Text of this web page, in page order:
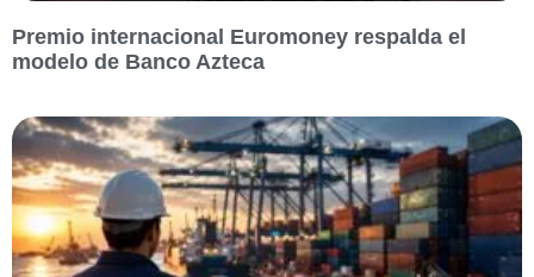
Premio internacional Euromoney respalda el
modelo de Banco Azteca